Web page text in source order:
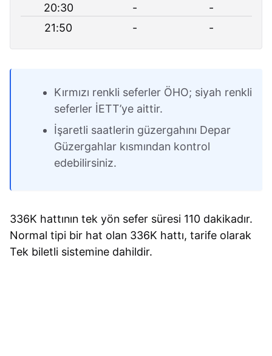
20:30
-
-
21:50
- -
Kırmızı renkli seferler ÖHO; siyah renkli
seferler İETT’ye aittir.
İşaretli saatlerin güzergahını Depar
Güzergahlar kısmından kontrol
edebilirsiniz.
336K hattının tek yön sefer süresi 110 dakikadır.
Normal tipi bir hat olan 336K hattı, tarife olarak
Tek biletli sistemine dahildir.